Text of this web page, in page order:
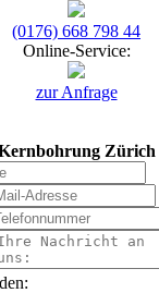
(0176) 668 798 44
Online-Service:
zur Anfrage
Zürich